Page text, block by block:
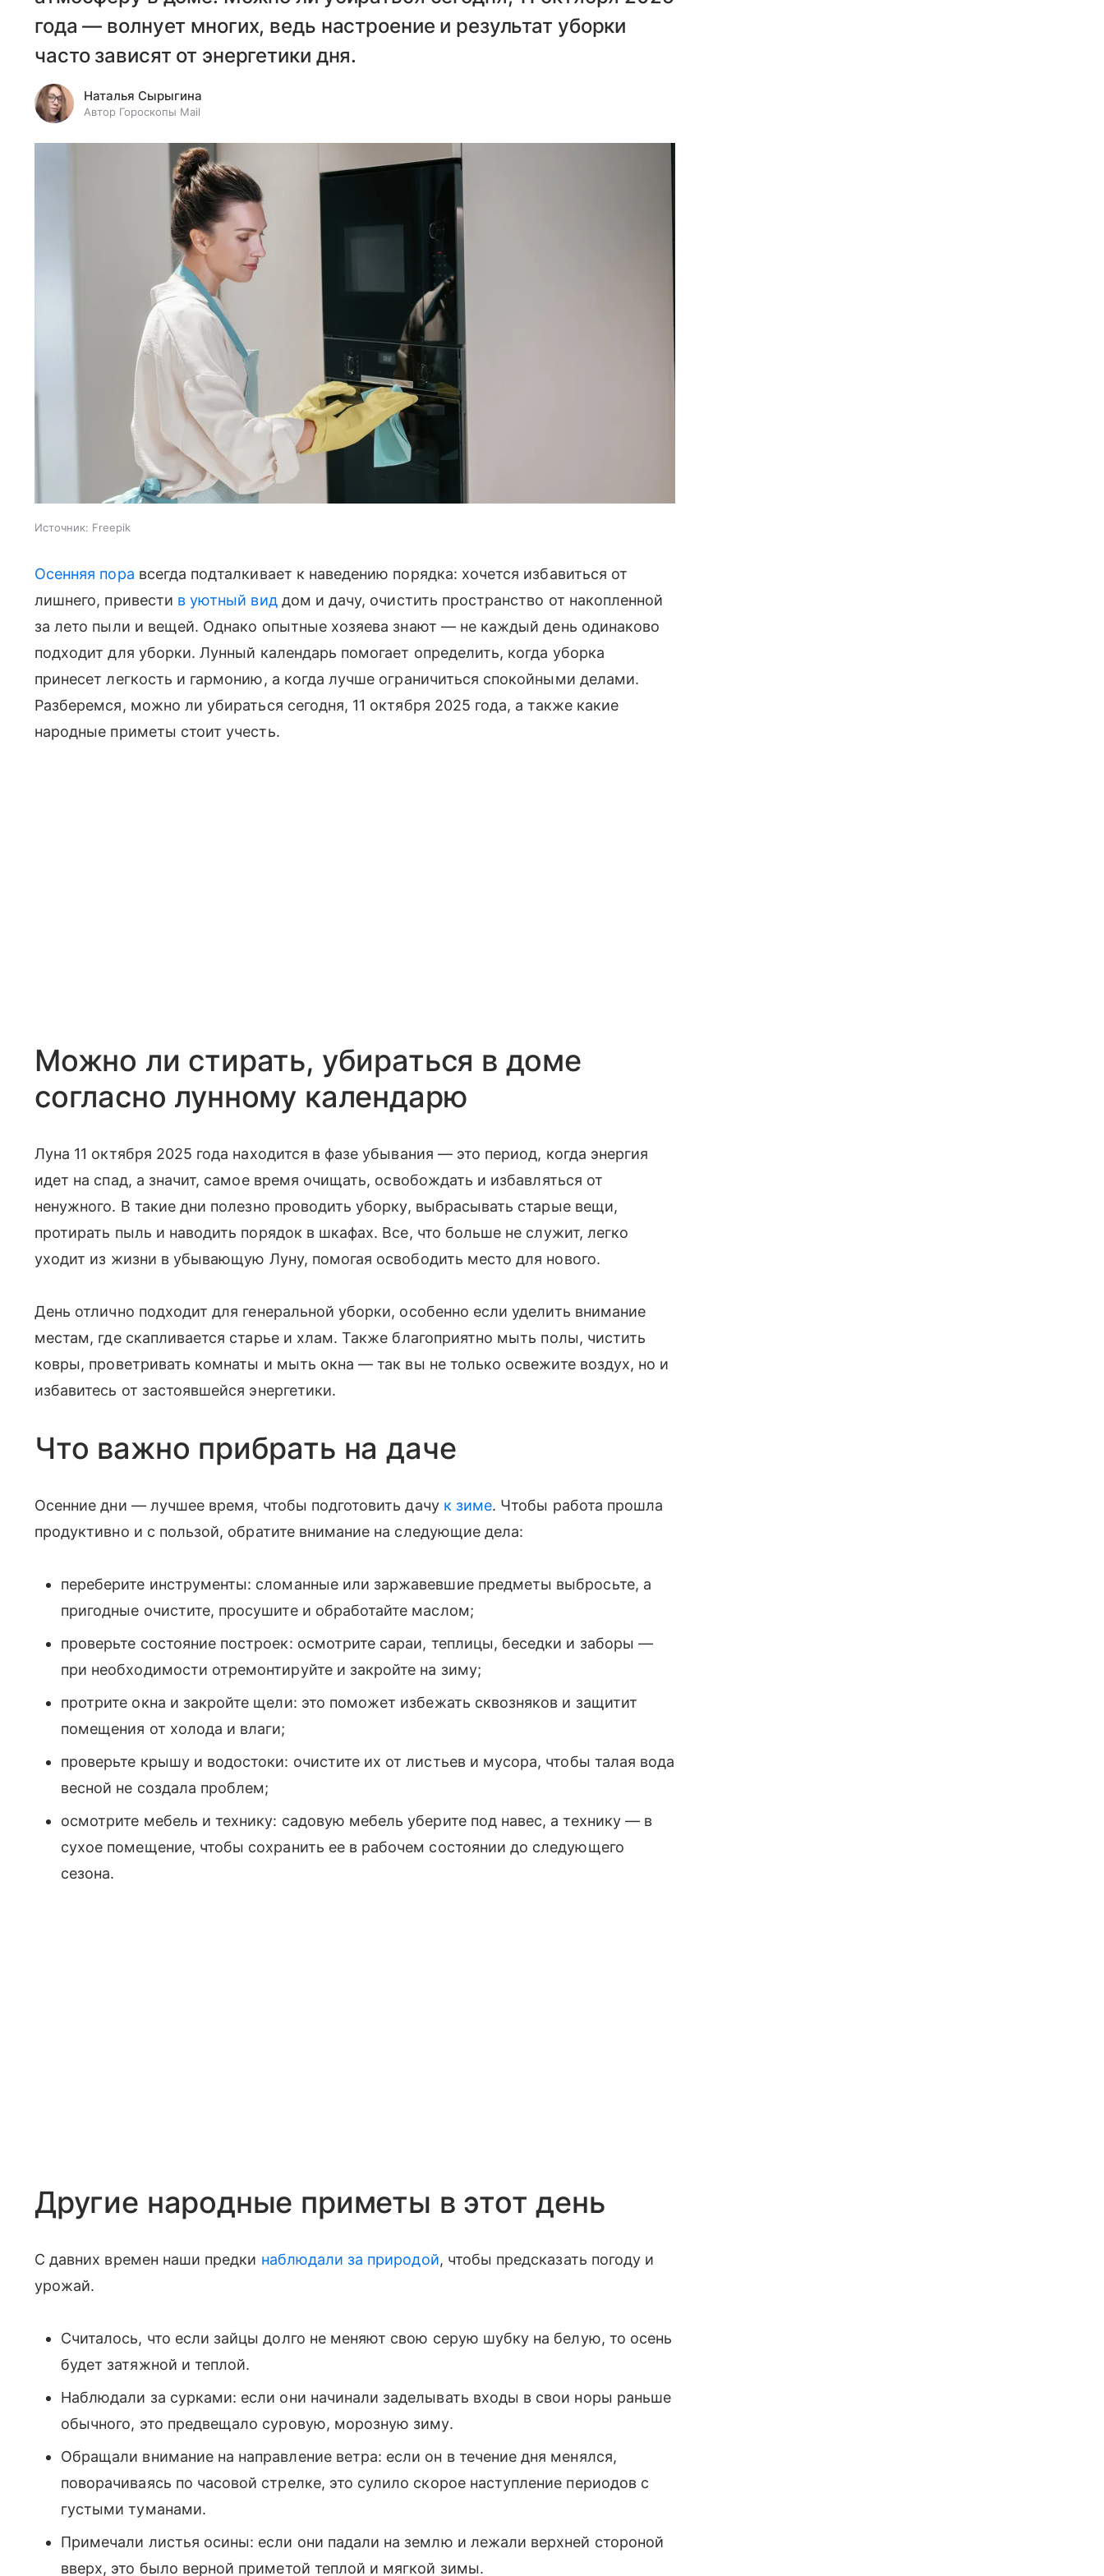
года — волнует многих, ведь настроение и результат уборки
часто зависят от энергетики дня.
Наталья Сырыгина
Автор Гороскопы Mail
Источник: Freepik
Осенняя пора всегда подталкивает к наведению порядка: хочется избавиться от
лишнего, привести в уютный виддом и дачу, очистить пространство от накопленной
за лето пыли и вещей. Однако опытные хозяева знают — не каждый день одинаково
подходит для уборки. Лунный календарь помогает определить, когда уборка
принесет легкость и гармонию, а когда лучше ограничиться спокойными делами.
Разберемся, можно ли убираться сегодня, 11 октября 2025 года, а также какие
народные приметы стоит учесть.
Можно ли стирать, убираться в доме
согласно лунному календарю
Луна 11 октября 2025 года находится в фазе убывания — это период, когда энергия
идет на спад, а значит, самое время очищать, освобождать и избавляться от
ненужного. В такие дни полезно проводить уборку, выбрасывать старые вещи,
протирать пыль и наводить порядок в шкафах. Все, что больше не служит, легко
уходит из жизни в убывающую Луну, помогая освободить место для нового.
День отлично подходит для генеральной уборки, особенно если уделить внимание
местам, где скапливается старье и хлам. Также благоприятно мыть полы, чистить
ковры, проветривать комнаты и мыть окна — так вы не только освежите воздух, но и
избавитесь от застоявшейся энергетики.
Что важно прибрать на даче
Осенние дни — лучшее время, чтобы подготовить дачу к зиме. Чтобы работа прошла
продуктивно и с пользой, обратите внимание на следующие дела:
переберите инструменты: сломанные или заржавевшие предметы выбросьте, а
пригодные очистите, просушите и обработайте маслом;
проверьте состояние построек: осмотрите сараи, теплицы, беседки и заборы —
при необходимости отремонтируйте и закройте на зиму;
протрите окна и закройте щели: это поможет избежать сквозняков и защитит
помещения от холода и влаги;
проверьте крышу и водостоки: очистите их от листьев и мусора, чтобы талая вода
весной не создала проблем;
осмотрите мебель и технику: садовую мебель уберите под навес, а технику — в
сухое помещение, чтобы сохранить ее в рабочем состоянии до следующего
сезона.
Другие народные приметы в этот день
С давних времен наши предки наблюдали за природой, чтобы предсказать погоду и
урожай.
Считалось, что если зайцы долго не меняют свою серую шубку на белую, то осень
будет затяжной и теплой.
Наблюдали за сурками: если они начинали заделывать входы в свои норы раньше
обычного, это предвещало суровую, морозную зиму.
Обращали внимание на направление ветра: если он в течение дня менялся,
поворачиваясь по часовой стрелке, это сулило скорое наступление периодов с
густыми туманами.
Примечали листья осины: если они падали на землю и лежали верхней стороной
вверх, это было верной приметой теплой и мягкой зимы.